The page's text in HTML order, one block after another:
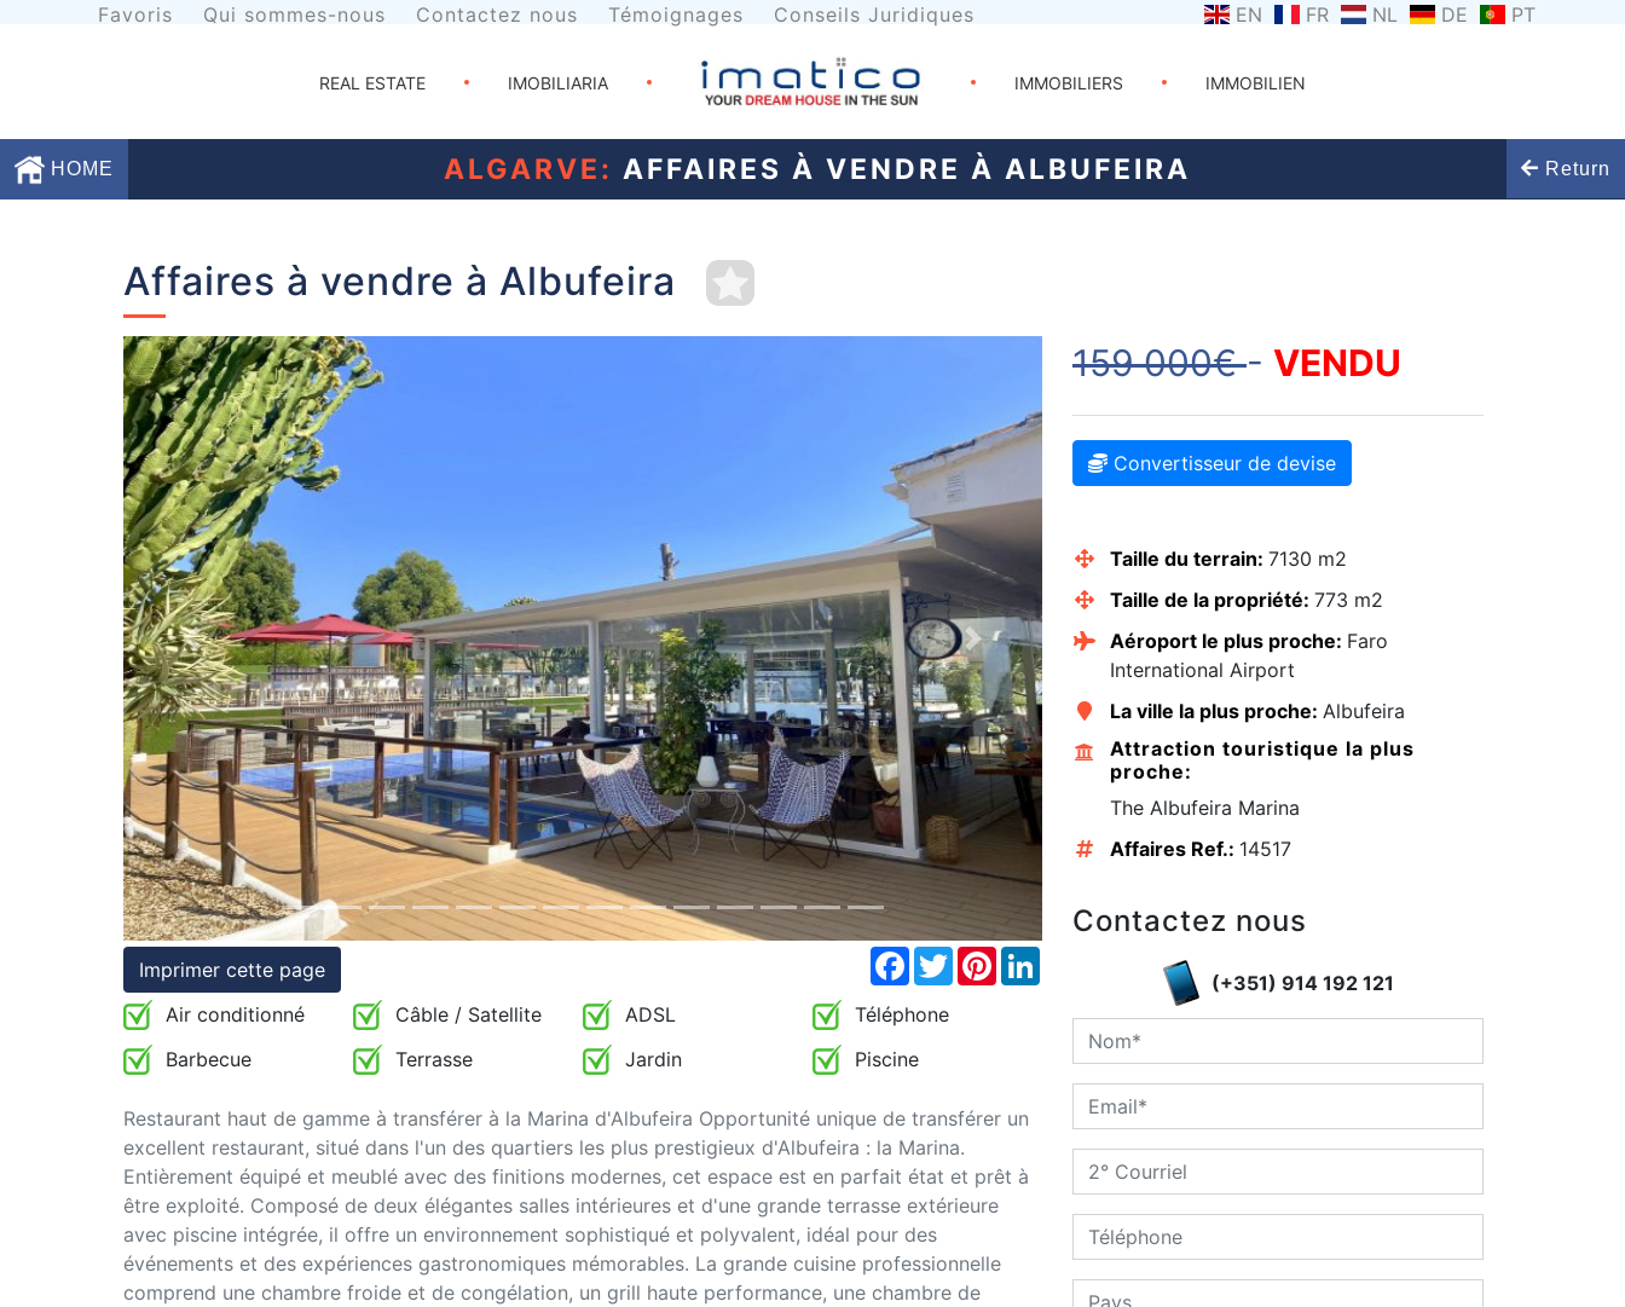
Favoris Qui sommes-nous Contactez nous Témoignages Conseils Juridiques EN FR NL DE PT
REAL ESTATE IMOBILIARIA IMMOBILIERS IMMOBILIEN
HOME ALGARVE: AFFAIRES À VENDRE À ALBUFEIRA Return
Contactez
conditions
Témoignages
Juridiques
Affaires à vendre à Albufeira
Previous Next
Imprimer cette page
Facebook
TwitterPinterest
Air conditionné Câble / Satellite ADSL
Téléphone
Barbecue
Terrasse Jardin Piscine
Restaurant haut de gamme à transférer à la Marina d'Albufeira Opportunité unique de transférer un
excellent restaurant, situé dans l'un des quartiers les plus prestigieux d'Albufeira : la Marina.
Entièrement équipé et meublé avec des finitions modernes, cet espace est en parfait état et prêt à
être exploité. Composé de deux élégantes salles intérieures et d'une grande terrasse extérieure
avec piscine intégrée, il offre un environnement sophistiqué et polyvalent, idéal pour des
événements et des expériences gastronomiques mémorables. La grande cuisine professionnelle
comprend une chambre froide et de congélation, un grill haute performance, une chambre de
159 000€- VENDU
Convertisseur de devise
Taille du terrain: 7130 m2
Taille de la propriété: 773 m2
Aéroport le plus proche: Faro
International Airport
La ville la plus proche: Albufeira
Attraction touristique la plus
proche:
The Albufeira Marina
Affaires Ref.: 14517
Contactez nous
(+351) 914 192 121